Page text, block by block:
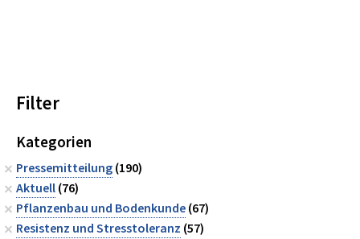
Filter
Kategorien
Pressemitteilung(190)
Aktuell(76)
Pflanzenbau und Bodenkunde(67)
Resistenz und Stresstoleranz (57)